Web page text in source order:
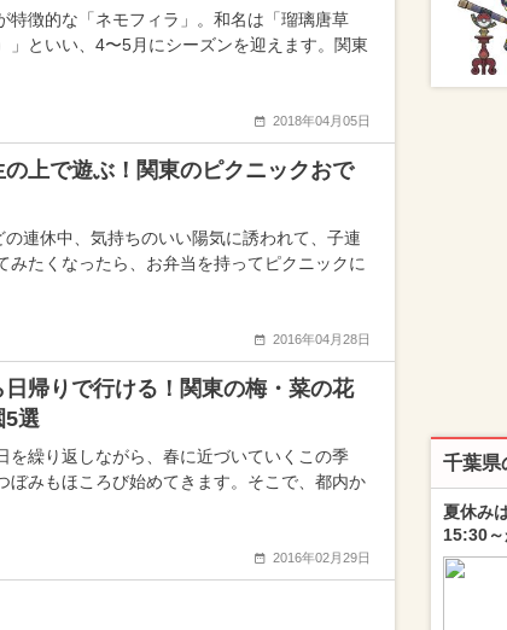
特徴的な「ネモフィラ」。和名は「瑠璃唐草
」といい、4〜5月にシーズンを迎えます。関東
2018年04月05日
の上で遊ぶ！関東のピクニックおで
連休中、気持ちのいい陽気に誘われて、子連
みたくなったら、お弁当を持ってピクニックに
2016年04月28日
帰りで行ける！関東の梅・菜の花
5選
を繰り返しながら、春に近づいていくこの季
ぼみもほころび始めてきます。そこで、都内か
2016年02月29日
千葉県
夏休み
15:30